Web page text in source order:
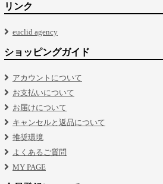
リンク
euclid agency
ショッピングガイド
アカウントについて
お支払いについて
お届けについて
キャンセルと返品について
推奨環境
よくあるご質問
MY PAGE